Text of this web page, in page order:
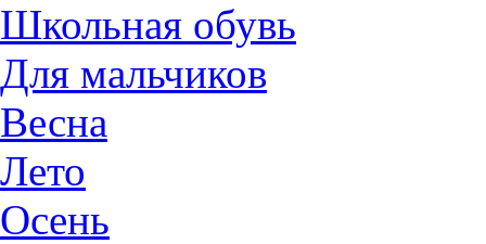
Школьная обувь
Для мальчиков
Весна
Лето
Осень